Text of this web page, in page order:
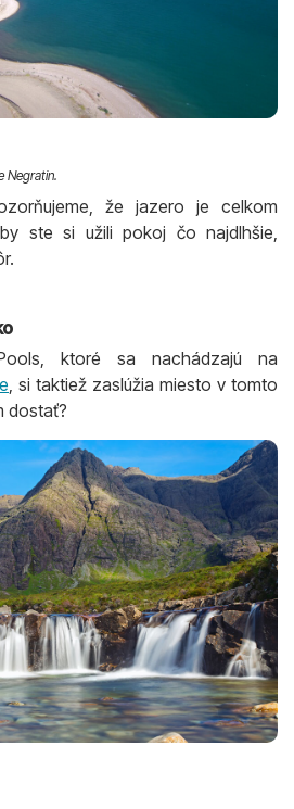
Negratin.
že jazero je celkom
ste si užili pokoj čo najdlhšie,
ktoré sa nachádzajú na
, si taktiež zaslúžia miesto v tomto
dostať?